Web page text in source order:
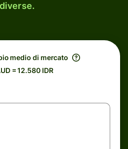
diverse.
medio di mercato
= 12.580 IDR